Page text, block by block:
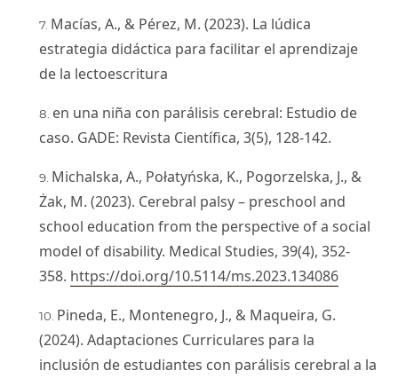
Macías, A., & Pérez, M. (2023). La lúdica
estrategia didáctica para facilitar el aprendizaje
de la lectoescritura
en una niña con parálisis cerebral: Estudio de
caso. GADE: Revista Científica, 3(5), 128-142.
Michalska, A., Połatyńska, K., Pogorzelska, J., &
Żak, M. (2023). Cerebral palsy – preschool and
school education from the perspective of a social
model of disability. Medical Studies, 39(4), 352-
358. https://doi.org/10.5114/ms.2023.134086
Pineda, E., Montenegro, J., & Maqueira, G.
(2024). Adaptaciones Curriculares para la
inclusión de estudiantes con parálisis cerebral a la